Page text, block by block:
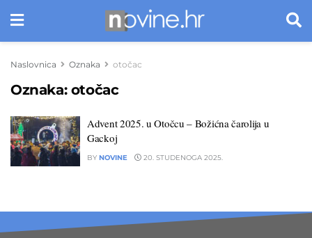
Naslovnica Oznaka otočac
Oznaka: otočac
Advent 2025. u Otočcu – Božićna čarolija u
Gackoj
BY NOVINE 20. STUDENOGA 2025.